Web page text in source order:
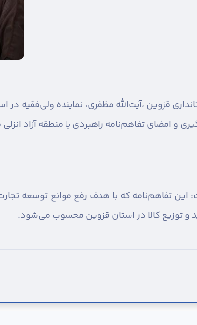
قزوین ،آیت‌الله مظفری، نماینده ولی‌فقیه
و امضای تفاهم‌نامه راهبردی با منطقه آزاد
این تفاهم‌نامه که با هدف رفع موانع توسعه
و توزیع کالا در استان قزوین محسوب می‌شود.